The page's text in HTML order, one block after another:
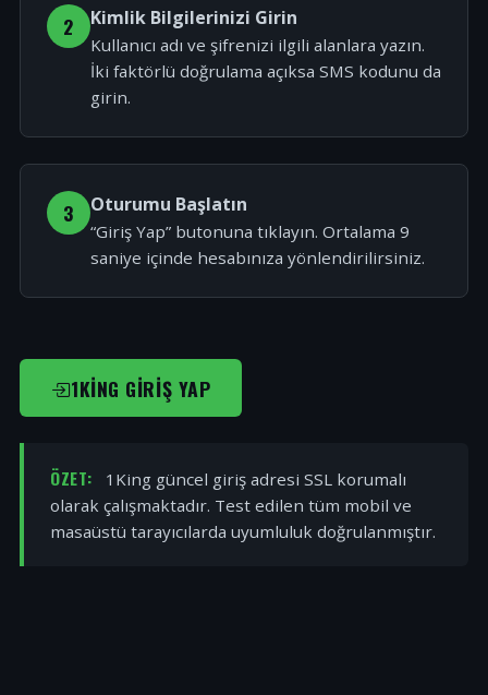
2 Kimlik Bilgilerinizi Girin
Kullanıcı adı ve şifrenizi ilgili alanlara yazın.
İki faktörlü doğrulama açıksa SMS kodunu da
girin.
3 Oturumu Başlatın
“Giriş Yap” butonuna tıklayın. Ortalama 9
saniye içinde hesabınıza yönlendirilirsiniz.
1KING GIRIŞ YAP
ÖZET:
1King güncel giriş adresi SSL korumalı
olarak çalışmaktadır. Test edilen tüm mobil ve
masaüstü tarayıcılarda uyumluluk doğrulanmıştır.